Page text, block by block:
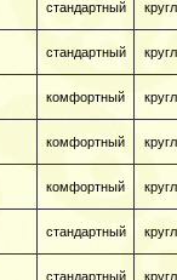
стандартный
стандартный
комфортный
комфортный
комфортный
стандартный
стандартный